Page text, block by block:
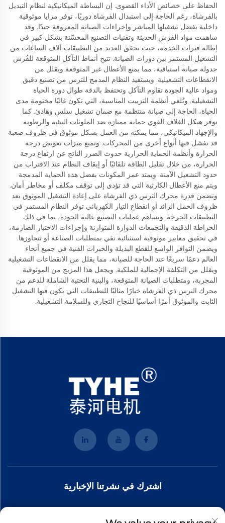
الحفاظ على خصائص الأداء القصوى. إن البساطة الميكانيكية لنظام التبديل
بالفرشاة، رغم الحاجة إلى استبدال الفرشاة دوريًا، توفر مزايا موثوقية
داخلية بفضل تشغيلها المباشر وإجراءات الصيانة المعروفة جيدًا. وقد
ساهمت مواد الفرش الحديثة وتقنيات التصنيع المحسّنة بشكل كبير في
إطالة فترات الخدمة، حيث تحقق العديد من التطبيقات آلاف الساعات من
التشغيل المستمر بين دورات الصيانة. تتيح أنماط التآكل المتوقعة للفُرش
جدولة صيانة استباقية، مما يمنع الأعطال غير المتوقعة ويقلل من
الانقطاعات التشغيلية. ويستفيد النظام المدمج للترس من تصنيع دقيق
ومواد عالية الجودة تقاوم التآكل وتحتفظ بالدقة طوال دورة الحياة
التشغيلية. وتُلغي أنظمة التزييت المناسبة، التي تكون غالبًا مختومة مدى
الحياة، الحاجة إلى صيانة منتظمة مع ضمان تشغيل سلس وهادئ. كما
يوفر هيكل الغلاف القوي حماية ممتازة ضد الملوثات البيئية والرطوبة
والإجهاد الميكانيكي، مما يمكنه من العمل بشكل موثوق في ظروف صعبة
قد تفشل فيها أنواع أخرى من المحركات. وتمنع ميزات تعويض درجة
الحرارة وأنظمة الحماية الحرارية حدوث الضرر الناتج عن ارتفاع درجة
الحرارة، من خلال تقليل الطاقة تلقائيًا أو إيقاف النظام عند الاقتراب من
حدود التشغيل الآمنة. ويمتد عمر المكونات بفضل هذه الحماية المدمجة
ويتم منع الأعطال الكارثية التي قد تؤدي إلى توقف مكلف أو مخاطر أمان.
وتضمن قدرة محرك الترس ذي الفرشاة على إعادة التشغيل الموثوق بعد
ظروف الحمل الزائد أو انقطاع التيار الكهربائي توفر النظام المستمر في
التطبيقات الحرجة. وتساهم عمليات التصنيع عالية الجودة، بما في ذلك
الخراطة الدقيقة والتجمعات الدوارة المتوازنة وإجراءات الاختبار الصارمة،
في تحقيق معايير موثوقية استثنائية تفي بمتطلبات الصناعة أو تتجاوزها.
ويضمن التوافر الواسع للقطع البديلة والخبرات الفنية في جميع أنحاء
العالم دعمًا سريعًا عند الحاجة للصيانة، مما يقلل من الانقطاعات التشغيلية
ويقلل من التكلفة الإجمالية للملكية. ويجعل هذا المزيج من الموثوقية
المجربة، ومتطلبات الصيانة المتوقعة، والبنية التحتية الشاملة للدعم من
محرك الترس ذي الفرشاة خيارًا مثاليًا للتطبيقات التي يكون فيها التشغيل
الثابت والموثوق أمرًا أساسيًا للنجاح التجاري وللسلامة التشغيلية.
اشترك في نشرتنا الإخبارية
انضم إلى نشرتنا الإخبارية لتلقي أحدث الأخبار والتحديثات والرؤى من فريقنا.